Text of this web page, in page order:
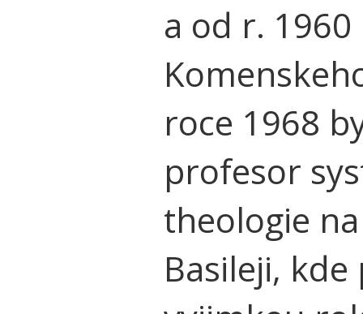
a od r.
roce 1968
profesor
theologie
Basileji,